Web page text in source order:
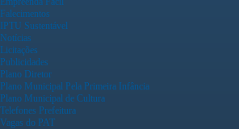
Falecimentos
IPTU Sustentável
Notícias
Licitações
Publicidades
Plano Diretor
Plano Municipal Pela Primeira Infância
Plano Municipal de Cultura
Telefones Prefeitura
Vagas do PAT